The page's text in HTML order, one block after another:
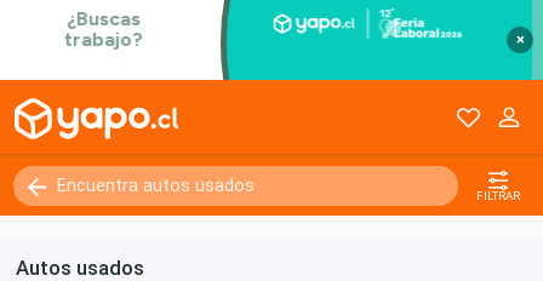
×
FILTRAR
Autos usados